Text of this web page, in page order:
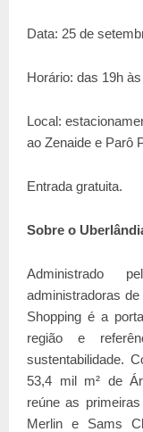
Data: 25 de
Horário: das 19h
Local:
ao Zenaide e Parô
Entrada gratuita.
Sobre o
Administrado
administradoras
Shopping é a
região e
sustentabilidade.
53,4 mil m² de
reúne as
Merlin e Sams